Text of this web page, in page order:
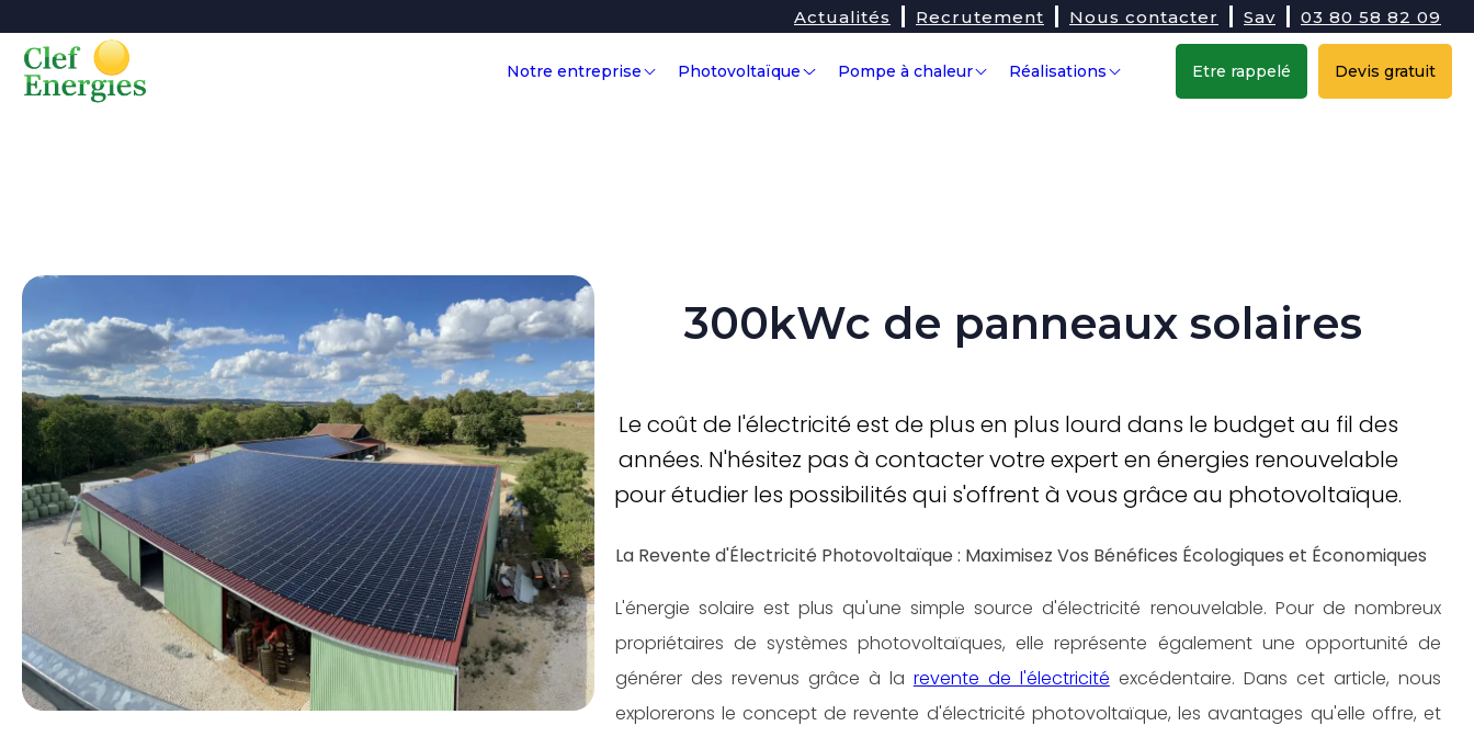
Actualités Recrutement Nous contacter Sav 03 80 58 82 09
Notre entreprise Photovoltaïque Pompe à chaleur Réalisations Etre rappelé Devis gratuit
300kWc de panneaux solaires
Le coût de l'électricité est de plus en plus lourd dans le budget au fil des
années. N'hésitez pas à contacter votre expert en énergies renouvelable
pour étudier les possibilités qui s'offrent à vous grâce au photovoltaïque.
La Revente d'Électricité Photovoltaïque : Maximisez Vos Bénéfices Écologiques et Économiques
L'énergie solaire est plus qu'une simple source d'électricité renouvelable. Pour de nombreux
propriétaires de systèmes photovoltaïques, elle représente également une opportunité de
générer des revenus grâce à la revente de l'électricité excédentaire. Dans cet article, nous
explorerons le concept de revente d'électricité photovoltaïque, les avantages qu'elle offre, et